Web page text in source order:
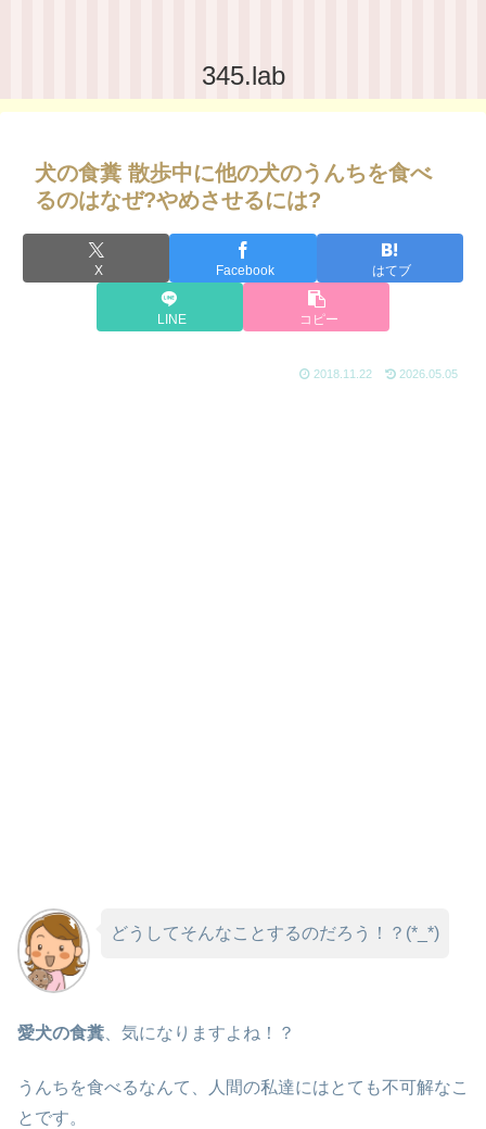
345.lab
犬の食糞 散歩中に他の犬のうんちを食べ
るのはなぜ?やめさせるには?
X Facebook はてブ
LINE コピー
2018.11.22 2026.05.05
どうしてそんなことするのだろう！？(*_*)
愛犬の食糞 、気になりますよね！？
うんちを食べるなんて、人間の私達にはとても不可解なこ
とです。